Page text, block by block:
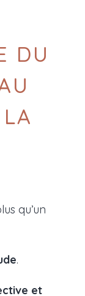
DU
qu’un
.
et